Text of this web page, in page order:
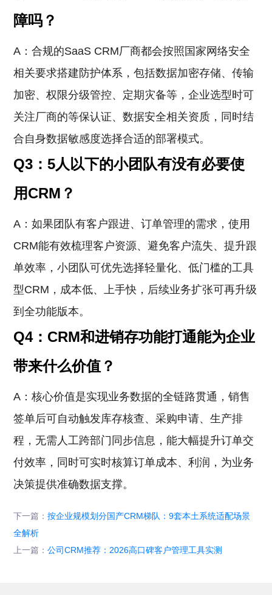
障吗？
A：合规的SaaS CRM厂商都会按照国家网络安全
相关要求搭建防护体系，包括数据加密存储、传输
加密、权限分级管控、定期灾备等，企业选型时可
关注厂商的等保认证、数据安全相关资质，同时结
合自身数据敏感度选择合适的部署模式。
Q3：5人以下的小团队有没有必要使
用CRM？
A：如果团队有客户跟进、订单管理的需求，使用
CRM能有效梳理客户资源、避免客户流失、提升跟
单效率，小团队可优先选择轻量化、低门槛的工具
型CRM，成本低、上手快，后续业务扩张可再升级
到全功能版本。
Q4：CRM和进销存功能打通能为企业
带来什么价值？
A：核心价值是实现业务数据的全链路贯通，销售
签单后可自动触发库存核查、采购申请、生产排
程，无需人工跨部门同步信息，能大幅提升订单交
付效率，同时可实时核算订单成本、利润，为业务
决策提供准确数据支撑。
下一篇：按企业规模划分国产CRM梯队：9套本土系统适配场景
全解析
上一篇：公司CRM推荐：2026高口碑客户管理工具实测